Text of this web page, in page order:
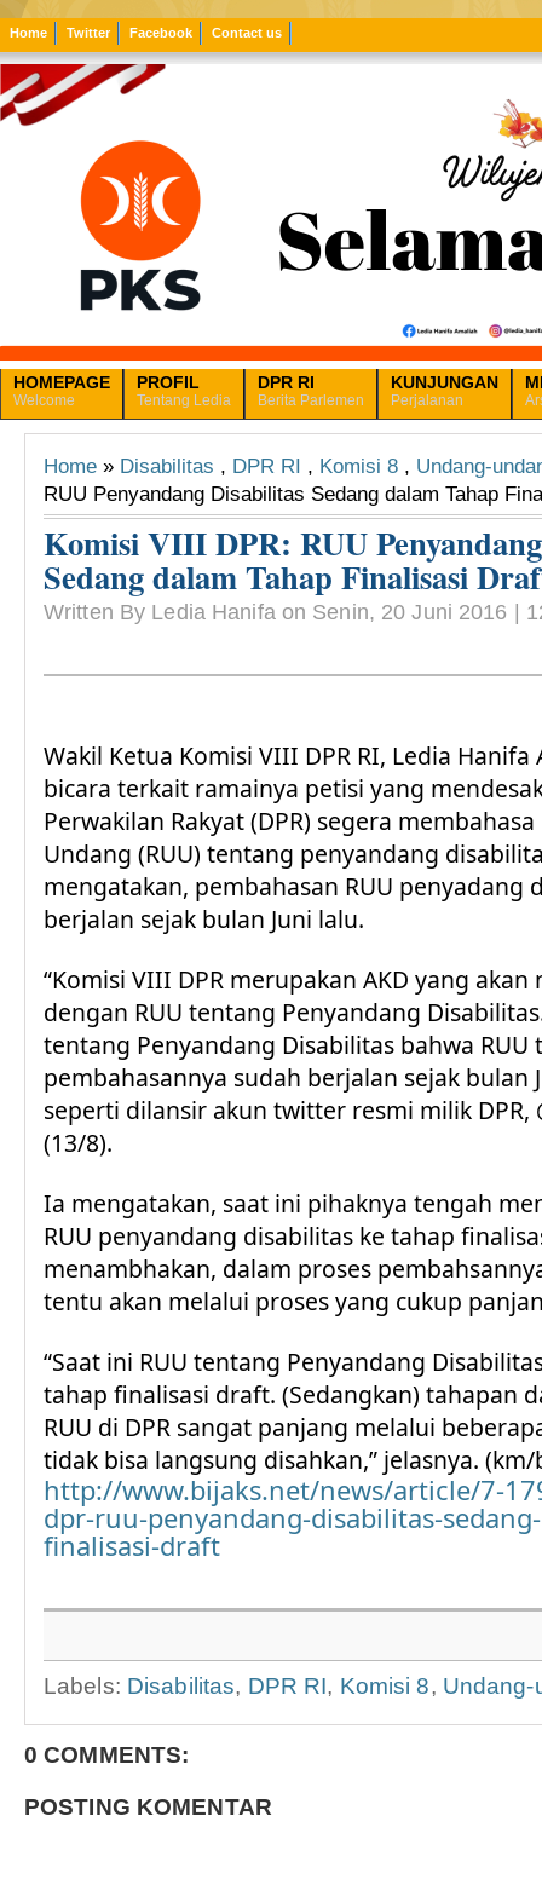
Home Twitter Facebook Contact us
HOMEPAGE
Welcome
PROFIL
Tentang Ledia
DPR RI
Berita Parlemen
KUNJUNGAN
Perjalanan
Home » Disabilitas , DPR RI , Komisi 8 , Undang-
RUU Penyandang Disabilitas Sedang dalam Tahap
Komisi VIII DPR: RUU
Sedang dalam Tahap Finalisasi
Written By Ledia Hanifa on Senin, 20 Juni 2016 |
Wakil Ketua Komisi VIII DPR RI, Ledia
bicara terkait ramainya petisi yang
Perwakilan Rakyat (DPR) segera
Undang (RUU) tentang penyandang
mengatakan, pembahasan RUU penyadang
berjalan sejak bulan Juni lalu.
“Komisi VIII DPR merupakan AKD yang
dengan RUU tentang Penyandang
tentang Penyandang Disabilitas bahwa RUU
pembahasannya sudah berjalan sejak bulan
seperti dilansir akun twitter resmi milik DPR,
(13/8).
Ia mengatakan, saat ini pihaknya tengah
RUU penyandang disabilitas ke tahap
menambhakan, dalam proses
tentu akan melalui proses yang cukup
“Saat ini RUU tentang Penyandang
tahap finalisasi draft. (Sedangkan) tahapan
RUU di DPR sangat panjang melalui
tidak bisa langsung disahkan,” jelasnya. (km/
http://www.bijaks.net/news/article/7-
dpr-ruu-penyandang-disabilitas-
finalisasi-draft
Labels: Disabilitas, DPR RI, Komisi 8, Undang-
0 COMMENTS:
POSTING KOMENTAR